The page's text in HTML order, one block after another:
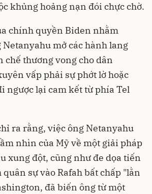
khủng hoảng nạn đói chực chờ.
chính quyền Biden nhằm
mở các hành lang
chế thương vong cho dân
vấp phải sự phớt lờ hoặc
ngược lại cam kết từ phía Tel
ra rằng, việc ông Netanyahu
nhìn của Mỹ về một giải pháp
xung đột, cũng như đe dọa tiến
sự vào Rafah bất chấp "lằn
đã biến ông từ một